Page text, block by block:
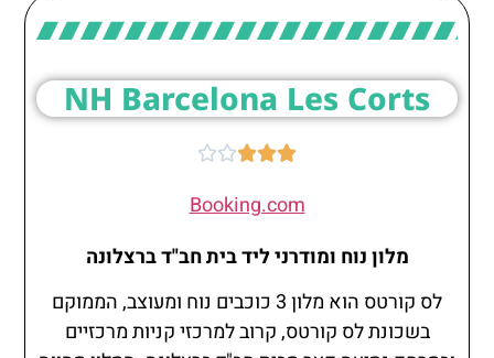
NH Barcelona Les Corts





Booking.com
מלון נוח ומודרני ליד בית חב"ד ברצלונה
לס קורטס הוא מלון 3 כוכבים נוח ומעוצב, הממוקם
בשכונת לס קורטס, קרוב למרכזי קניות מרכזיים